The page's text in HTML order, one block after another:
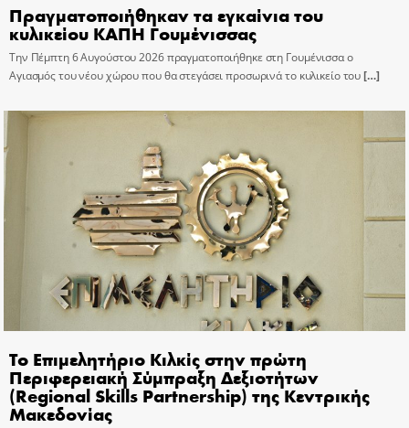
Πραγματοποιήθηκαν τα εγκαίνια του
κυλικείου ΚΑΠΗ Γουμένισσας
Την Πέμπτη 6 Αυγούστου 2026 πραγματοποιήθηκε στη Γουμένισσα ο
Αγιασμός του νέου χώρου που θα στεγάσει προσωρινά το κυλικείο του[…]
Το Επιμελητήριο Κιλκίς στην πρώτη
Περιφερειακή Σύμπραξη Δεξιοτήτων
(Regional Skills Partnership) της Κεντρικής
Μακεδονίας